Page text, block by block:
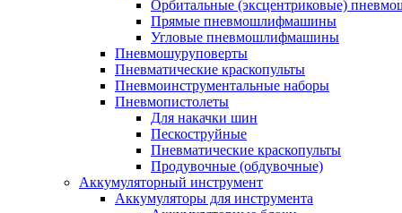
Орбитальные (эксцентриковые)
Прямые пневмошлифмашины
Угловые пневмошлифмашины
Пневмошуруповерты
Пневматические краскопульты
Пневмоинструментальные наборы
Пневмопистолеты
Для накачки шин
Пескоструйные
Пневматические краскопульты
Продувочные (обдувочные)
Аккумуляторный инструмент
Аккумуляторы для инструмента